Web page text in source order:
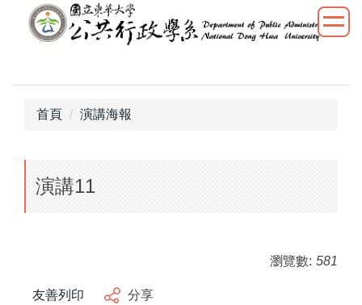
內
首頁 演講海報
演講11
瀏覽數: 581
友善列印 分享